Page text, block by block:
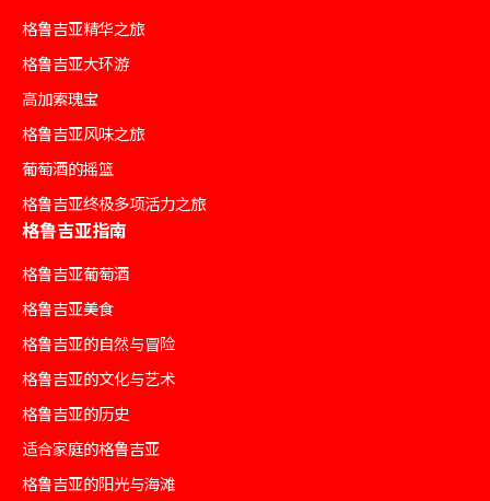
格鲁吉亚精华之旅
格鲁吉亚大环游
高加索瑰宝
格鲁吉亚风味之旅
葡萄酒的摇篮
格鲁吉亚终极多项活力之旅
格鲁吉亚指南
格鲁吉亚葡萄酒
格鲁吉亚美食
格鲁吉亚的自然与冒险
格鲁吉亚的文化与艺术
格鲁吉亚的历史
适合家庭的格鲁吉亚
格鲁吉亚的阳光与海滩